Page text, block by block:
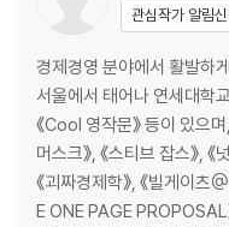
관심작가 알림
경제경영 분야에서 활발하
서울에서 태어나 연세대학
《Cool 영작문》 등이 있으
머스크》, 《스티브 잡스》, 《
《괴짜경제학》, 《빌게이츠
E ONE PAGE PROPOSAL